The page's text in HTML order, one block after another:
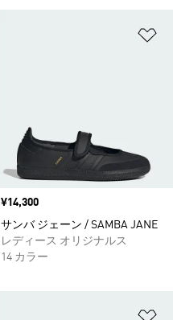
価格
¥14,300
サンバ ジェーン / SAMBA JANE
レディース オリジナルス
14 カラー